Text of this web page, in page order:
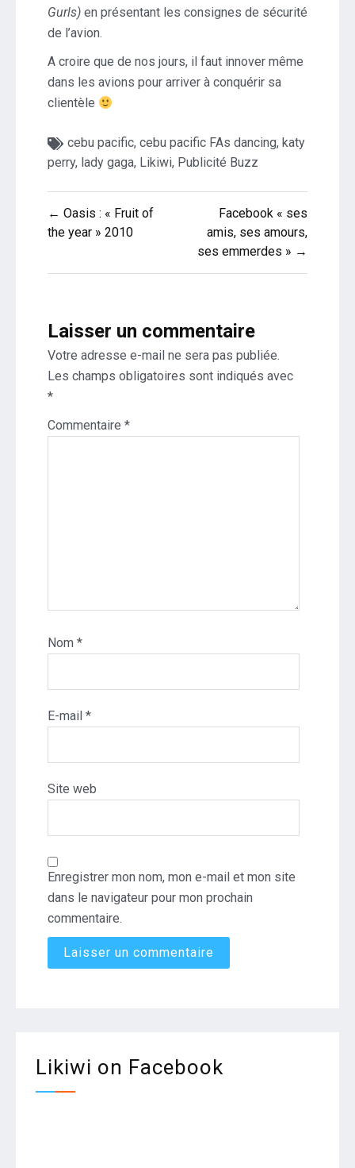
Gurls) en présentant les consignes de sécurité
de l’avion.
A croire que de nos jours, il faut innover même
dans les avions pour arriver à conquérir sa
clientèle
cebu pacific, cebu pacific FAs dancing, katy
perry, lady gaga, Likiwi, Publicité Buzz
Navigation
de
l’article
← Oasis : « Fruit of
the year » 2010
Facebook « ses
amis, ses amours,
ses emmerdes » →
Laisser un commentaire
Votre adresse e-mail ne sera pas publiée.
Les champs obligatoires sont indiqués avec
*
Commentaire *
Nom *
E-mail *
Site web
Enregistrer mon nom, mon e-mail et mon site
dans le navigateur pour mon prochain
commentaire.
Likiwi on Facebook